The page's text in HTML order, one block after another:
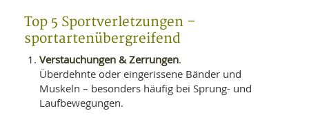
Top 5 Sportverletzungen –
sportartenübergreifend
Verstauchungen & Zerrungen.
Überdehnte oder eingerissene Bänder und
Muskeln – besonders häufig bei Sprung- und
Laufbewegungen.